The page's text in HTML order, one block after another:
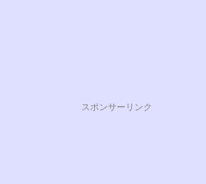
スポンサーリンク